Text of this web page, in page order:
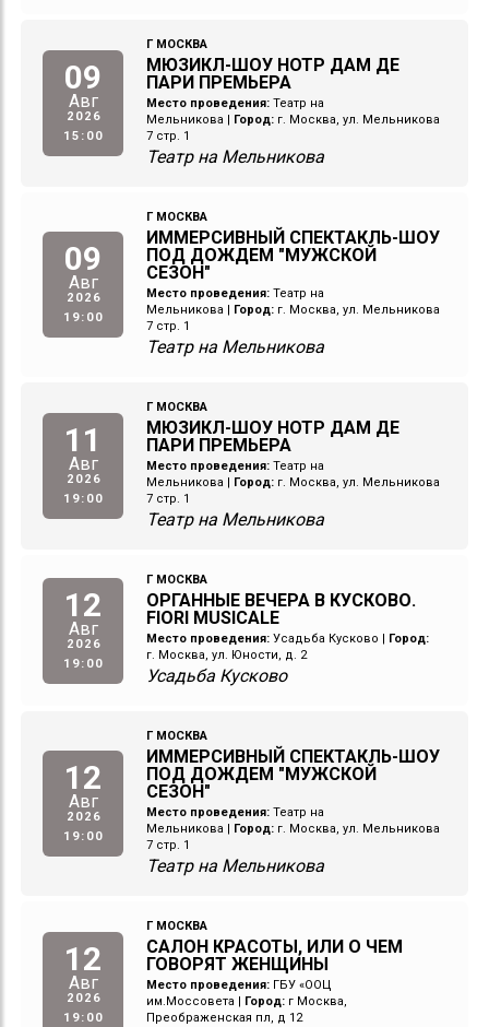
09
Авг
2026
15:00
Г МОСКВА
МЮЗИКЛ-ШОУ НОТР ДАМ ДЕ
ПАРИ ПРЕМЬЕРА
Место проведения: Театр на
Мельникова
Город: г. Москва, ул. Мельникова
7 стр. 1
Театр на Мельникова
09
Авг
2026
19:00
Г МОСКВА
ИММЕРСИВНЫЙ СПЕКТАКЛЬ-ШОУ
ПОД ДОЖДЕМ "МУЖСКОЙ
СЕЗОН"
Место проведения: Театр на
Мельникова
Город: г. Москва, ул. Мельникова
7 стр. 1
Театр на Мельникова
11
Авг
2026
19:00
Г МОСКВА
МЮЗИКЛ-ШОУ НОТР ДАМ ДЕ
ПАРИ ПРЕМЬЕРА
Место проведения: Театр на
Мельникова
Город: г. Москва, ул. Мельникова
7 стр. 1
Театр на Мельникова
12
Авг
2026
19:00
Г МОСКВА
ОРГАННЫЕ ВЕЧЕРА В КУСКОВО.
FIORI MUSICALE
Место проведения: Усадьба Кусково
Город:
г. Москва, ул. Юности, д. 2
Усадьба Кусково
12
Авг
2026
19:00
Г МОСКВА
ИММЕРСИВНЫЙ СПЕКТАКЛЬ-ШОУ
ПОД ДОЖДЕМ "МУЖСКОЙ
СЕЗОН"
Место проведения: Театр на
Мельникова
Город: г. Москва, ул. Мельникова
7 стр. 1
Театр на Мельникова
12
Авг
2026
19:00
Г МОСКВА
САЛОН КРАСОТЫ, ИЛИ О ЧЕМ
ГОВОРЯТ ЖЕНЩИНЫ
Место проведения: ГБУ «ООЦ
им.Моссовета
Город: г Москва,
Преображенская пл, д 12